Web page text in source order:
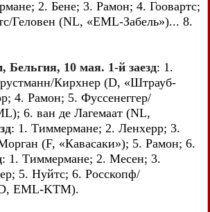
2. Бене; 3. Рамон; 4. Гоовартс;
Геловен (NL, «EML-Забель»)... 8.
Бельгия, 10 мая. 1-й заезд: 1.
Кирхнер (D, «Штрауб-
4. Рамон; 5. Фуссенеггер/
6. ван де Лагемаат (NL,
: 1. Тиммермане; 2. Ленхерр; 3.
(F, «Кавасаки»); 5. Рамон; 6.
: 1. Тиммермане; 2. Месен; 3.
5. Нуйтс; 6. Росскопф/
EML-KTM).